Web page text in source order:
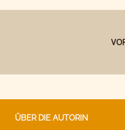
ÜBER DIE AUTORIN